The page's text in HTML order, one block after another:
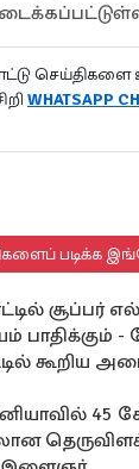
செய்திகளை
WHATSAPP
படிக்க
சூப்பர்
பாதிக்கும்
கூறிய
45